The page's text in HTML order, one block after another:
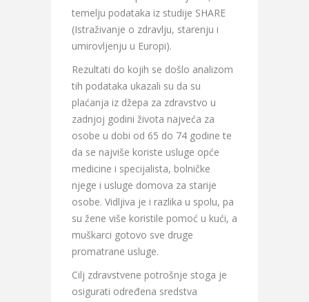
temelju podataka iz studije SHARE
(Istraživanje o zdravlju, starenju i
umirovljenju u Europi).
Rezultati do kojih se došlo analizom
tih podataka ukazali su da su
plaćanja iz džepa za zdravstvo u
zadnjoj godini života najveća za
osobe u dobi od 65 do 74 godine te
da se najviše koriste usluge opće
medicine i specijalista, bolničke
njege i usluge domova za starije
osobe. Vidljiva je i razlika u spolu, pa
su žene više koristile pomoć u kući, a
muškarci gotovo sve druge
promatrane usluge.
Cilj zdravstvene potrošnje stoga je
osigurati određena sredstva